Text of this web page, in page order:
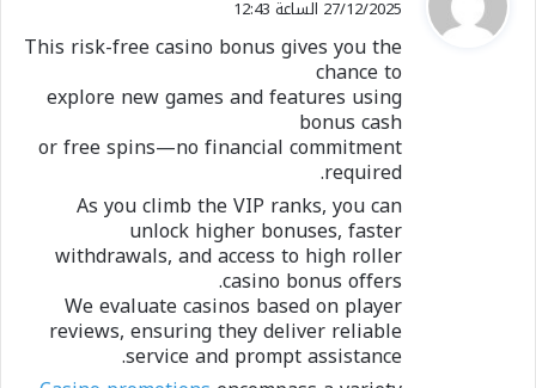
ل
27/12/2025 الساعة 12:43
This risk-free casino bonus gives you the
chance to
explore new games and features using
bonus cash
or free spins—no financial commitment
required.
As you climb the VIP ranks, you can
unlock higher bonuses, faster
withdrawals, and access to high roller
casino bonus offers.
We evaluate casinos based on player
reviews, ensuring they deliver reliable
service and prompt assistance.